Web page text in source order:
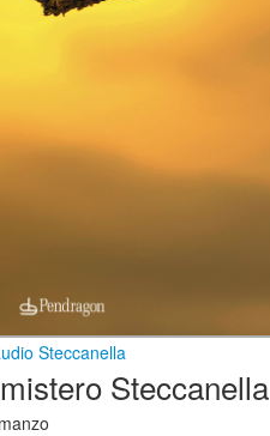
Steccanella
Steccanella